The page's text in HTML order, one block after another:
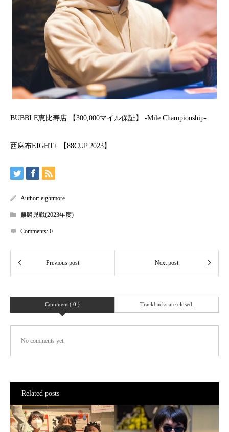
BUBBLE恵比寿店 【300,000マイル保証】 -Mile Championship-
西麻布EIGHT+ 【88CUP 2023】
Author: eightmore
麒麟児戦(2023年度)
Comments: 0
Comment ( 0 ) Trackbacks are closed.
No comments yet.
Related posts